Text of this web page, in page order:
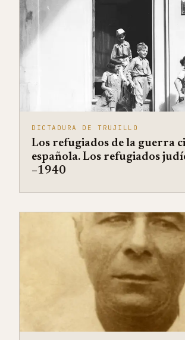
DICTADURA DE TRUJILLO
Los refugiados de la guerra
española. Los refugiados
–1940